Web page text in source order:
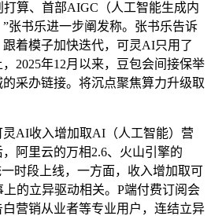
算、首部AIGC（人工智能生成内
张书乐进一步阐发称。张书乐告诉
跟着模子加快迭代，可灵AI只用了
2025年12月以来，豆包会间接保举
采办链接。将沉点聚焦算力升级取
AI收入增加取AI（人工智能）营
阿里云的万相2.6、火山引擎的
一时段上线，一方面，收入增加取可
的立异驱动相关。P端付费订阅会
营销从业者等专业用户，连结立异